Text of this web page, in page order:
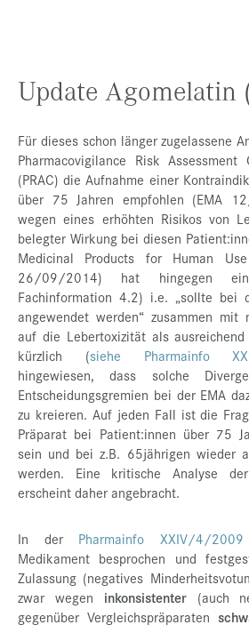
Update Agomelatin
Für dieses schon länger zugelassene
Pharmacovigilance Risk
(PRAC) die Aufnahme einer
über 75 Jahren empfohlen (EMA
wegen eines erhöhten Risikos von
belegter Wirkung bei diesen
Medicinal Products for Human
26/09/2014) hat hingegen
Fachinformation 4.2) i.e. „sollte bei
angewendet werden“ zusammen mit
auf die Lebertoxizität als
kürzlich (siehe Pharmainfo
hingewiesen, dass solche
Entscheidungsgremien bei der EMA
zu kreieren. Auf jeden Fall ist die
Präparat bei Patient:innen über 75
sein und bei z.B. 65jährigen wieder
werden. Eine kritische Analyse
erscheint daher angebracht.
In der Pharmainfo XXIV/4/2009
Medikament besprochen und
Zulassung (negatives
zwar wegen inkonsistenter (auch
gegenüber Vergleichspräparaten